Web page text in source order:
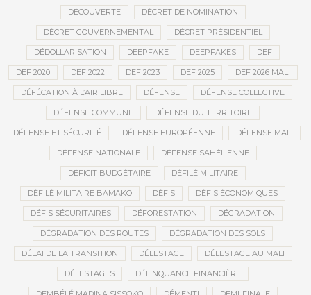
DÉCOUVERTE DÉCRET DE NOMINATION
DÉCRET GOUVERNEMENTAL DÉCRET PRÉSIDENTIEL
DÉDOLLARISATION DEEPFAKE DEEPFAKES DEF
DEF 2020 DEF 2022 DEF 2023 DEF 2025 DEF 2026 MALI
DÉFÉCATION À L’AIR LIBRE DÉFENSE DÉFENSE COLLECTIVE
DÉFENSE COMMUNE DÉFENSE DU TERRITOIRE
DÉFENSE ET SÉCURITÉ DÉFENSE EUROPÉENNE DÉFENSE MALI
DÉFENSE NATIONALE DÉFENSE SAHÉLIENNE
DÉFICIT BUDGÉTAIRE DÉFILÉ MILITAIRE
DÉFILÉ MILITAIRE BAMAKO DÉFIS DÉFIS ÉCONOMIQUES
DÉFIS SÉCURITAIRES DÉFORESTATION DÉGRADATION
DÉGRADATION DES ROUTES DÉGRADATION DES SOLS
DÉLAI DE LA TRANSITION DÉLESTAGE DÉLESTAGE AU MALI
DÉLESTAGES DÉLINQUANCE FINANCIÈRE